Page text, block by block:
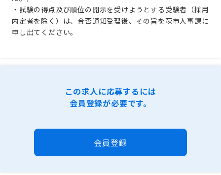
・試験の得点及び順位の開示を受けようとする受験者（採用
内定者を除く）は、合否通知受理後、その旨を萩市人事課に
申し出てください。
この求人に応募するには
会員登録が必要です。
会員登録